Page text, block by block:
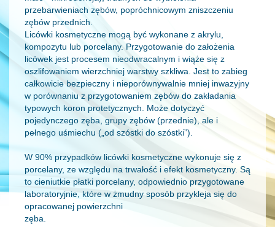
przebarwieniach zębów, popróchnicowym zniszczeniu
zębów przednich.
Licówki kosmetyczne mogą być wykonane z akrylu,
kompozytu lub porcelany. Przygotowanie do założenia
licówek jest procesem nieodwracalnym i wiąże się z
oszlifowaniem wierzchniej warstwy szkliwa. Jest to zabieg
całkowicie bezpieczny i nieporównywalnie mniej inwazyjny
w porównaniu z przygotowaniem zębów do zakładania
typowych koron protetycznych. Może dotyczyć
pojedynczego zęba, grupy zębów (przednie), ale i
pełnego uśmiechu („od szóstki do szóstki”).
W 90% przypadków licówki kosmetyczne wykonuje się z
porcelany, ze względu na trwałość i efekt kosmetyczny. Są
to cieniutkie płatki porcelany, odpowiednio przygotowane
laboratoryjnie, które w żmudny sposób przykleja się do
opracowanej powierzchni
zęba.